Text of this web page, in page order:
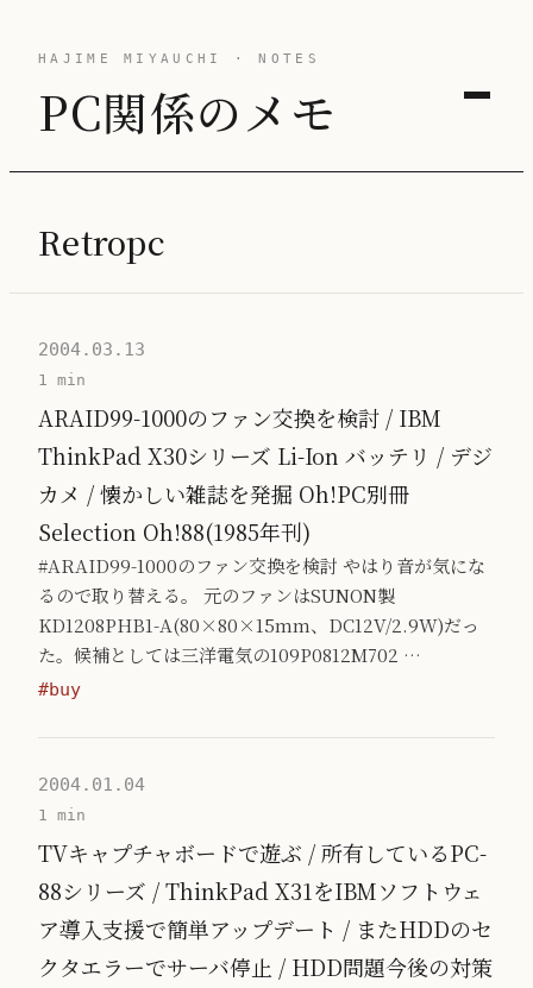
HAJIME MIYAUCHI · NOTES
PC関係のメモ
Retropc
2004.03.13
1 min
ARAID99-1000のファン交換を検討 / IBM
ThinkPad X30シリーズ Li-Ion バッテリ / デジ
カメ / 懐かしい雑誌を発掘 Oh!PC別冊
Selection Oh!88(1985年刊)
#ARAID99-1000のファン交換を検討 やはり音が気にな
るので取り替える。 元のファンはSUNON製
KD1208PHB1-A(80×80×15mm、DC12V/2.9W)だっ
た。候補としては三洋電気の109P0812M702 …
#buy
2004.01.04
1 min
TVキャプチャボードで遊ぶ / 所有しているPC-
88シリーズ / ThinkPad X31をIBMソフトウェ
ア導入支援で簡単アップデート / またHDDのセ
クタエラーでサーバ停止 / HDD問題今後の対策